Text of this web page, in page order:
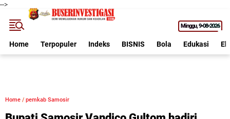
-->
Minggu 9•08•2026
Home Terpopuler Indeks BISNIS Bola Edukasi
Home / pemkab Samosir